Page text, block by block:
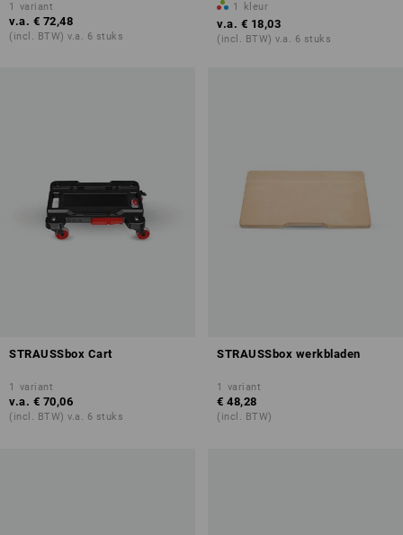
1 variant
v.a. € 72,48
(incl. BTW) v.a. 6 stuks
1 kleur
v.a. € 18,03
(incl. BTW) v.a. 6 stuks
STRAUSSbox Cart
1 variant
v.a. € 70,06
(incl. BTW) v.a. 6 stuks
STRAUSSbox werkbladen
1 variant
€ 48,28
(incl. BTW)